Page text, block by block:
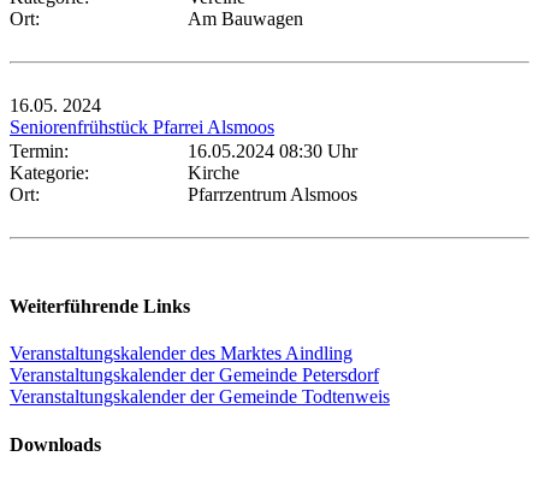
Ort:
Am Bauwagen
16.05. 2024
Seniorenfrühstück Pfarrei Alsmoos
Termin:
16.05.2024 08:30 Uhr
Kategorie:
Kirche
Ort:
Pfarrzentrum Alsmoos
Weiterführende Links
Veranstaltungskalender des Marktes Aindling
Veranstaltungskalender der Gemeinde Petersdorf
Veranstaltungskalender der Gemeinde Todtenweis
Downloads